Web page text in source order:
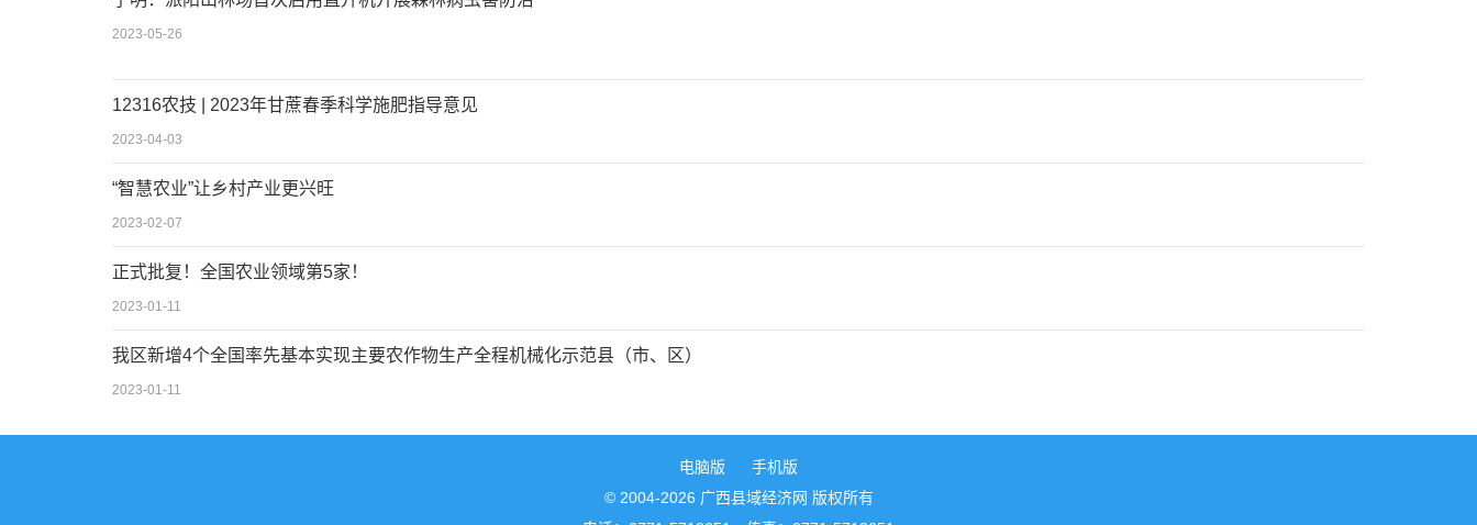
2023-05-26
12316农技 | 2023年甘蔗春季科学施肥指导意见
2023-04-03
“智慧农业”让乡村产业更兴旺
2023-02-07
正式批复！全国农业领域第5家！
2023-01-11
我区新增4个全国率先基本实现主要农作物生产全程机械化示范县（市、区）
2023-01-11
电脑版
手机版
© 2004-2026 广西县域经济网 版权所有